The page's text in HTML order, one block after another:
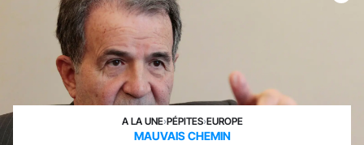
A LA UNE›PÉPITES›EUROPE
MAUVAIS CHEMIN